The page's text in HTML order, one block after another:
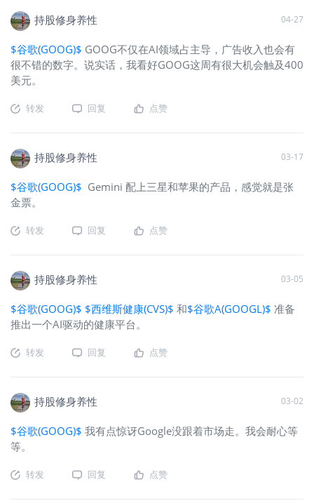
持股修身养性 04-27
$谷歌(GOOG)$ GOOG不仅在AI领域占主导，广告收入也会有
很不错的数字。说实话，我看好GOOG这周有很大机会触及400
美元。
转发 回复 点赞
持股修身养性 03-17
$谷歌(GOOG)$ Gemini 配上三星和苹果的产品，感觉就是张
金票。
转发 回复 点赞
持股修身养性 03-05
$谷歌(GOOG)$ $西维斯健康(CVS)$ 和$谷歌A(GOOGL)$ 准备
推出一个AI驱动的健康平台。
转发 回复 点赞
持股修身养性 03-02
$谷歌(GOOG)$ 我有点惊讶Google没跟着市场走。我会耐心等
等。
转发 回复 点赞